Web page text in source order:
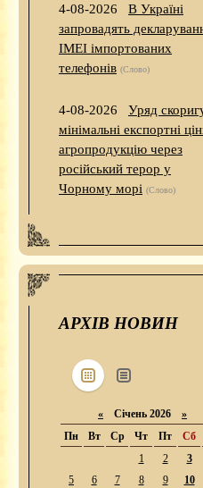
4-08-2026
В Україні
запровадять
IMEI імпортованих
телефонів (Слово)
4-08-2026
Уряд
мінімальні експортні
агропродукцію через
російський терор у
Чорному морі (Слово)
АРХІВ НОВИН
« Січень 2026 »
Пн
Вт Ср Чт Пт Сб
1
2 3
5
6 7 8 9 10